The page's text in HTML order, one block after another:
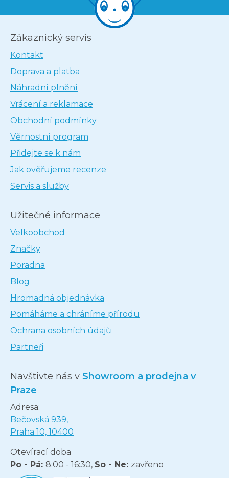
Zákaznický servis
Kontakt
Doprava a platba
Náhradní plnění
Vrácení a reklamace
Obchodní podmínky
Věrnostní program
Přidejte se k nám
Jak ověřujeme recenze
Servis a služby
Užitečné informace
Velkoobchod
Značky
Poradna
Blog
Hromadná objednávka
Pomáháme a chráníme přírodu
Ochrana osobních údajů
Partneři
Navštivte nás v Showroom a prodejna v
Praze
Adresa:
Bečovská 939,
Praha 10, 10400
Otevírací doba
Po - Pá: 8:00 - 16:30, So - Ne: zavřeno